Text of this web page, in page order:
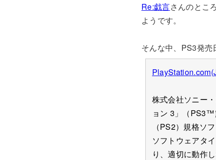
Re:戯言さんのとこ
ようです。
そんな中、PS3発売
株式会社ソニー
ョン 3」（PS3™
（PS2）規格ソ
ソフトウェアタ
り、適切に動作